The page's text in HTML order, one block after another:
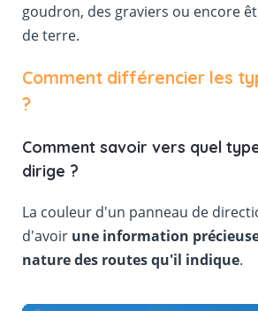
goudron, des graviers ou encore
de terre.
Comment différencier les
?
Comment savoir vers quel
dirige ?
La couleur d'un panneau de
d'avoir une information
nature des routes qu'il indique.